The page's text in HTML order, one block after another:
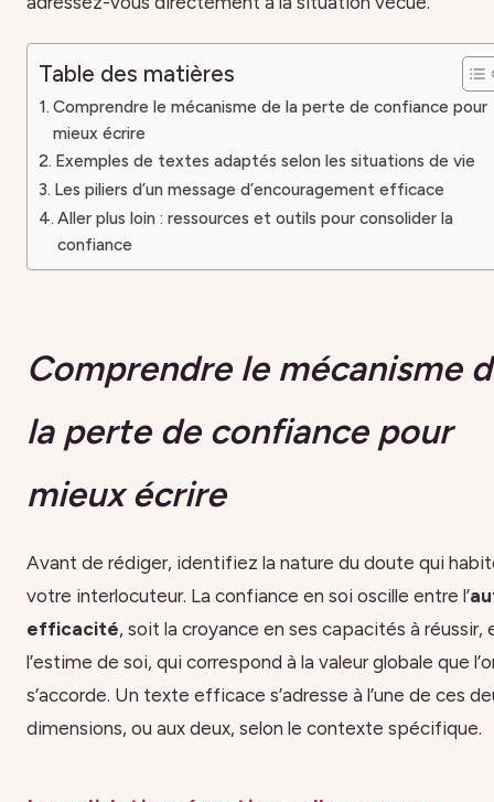
Table des matières
Comprendre le mécanisme de la perte de confiance pour
mieux écrire
Exemples de textes adaptés selon les situations de vie
Les piliers d’un message d’encouragement efficace
Aller plus loin : ressources et outils pour consolider la
confiance
Comprendre le mécanisme
la perte de confiance pour
mieux écrire
Avant de rédiger, identifiez la nature du doute qui
votre interlocuteur. La confiance en soi oscille entre l’
efficacité, soit la croyance en ses capacités à réussir,
l’estime de soi, qui correspond à la valeur globale que
s’accorde. Un texte efficace s’adresse à l’une de ces
dimensions, ou aux deux, selon le contexte spécifique.